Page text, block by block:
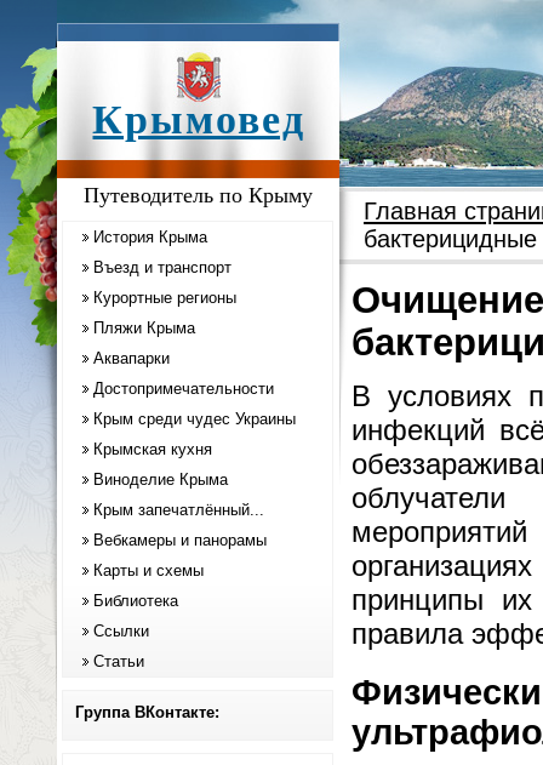
Крымовед
Путеводитель по Крыму
История Крыма
Въезд и транспорт
Курортные регионы
Пляжи Крыма
Аквапарки
Достопримечательности
Крым среди чудес Украины
Крымская кухня
Виноделие Крыма
Крым запечатлённый...
Вебкамеры и панорамы
Карты и схемы
Библиотека
Ссылки
Статьи
Группа ВКонтакте:
Главная
Очищение
В условиях
инфекций
принципы
правила